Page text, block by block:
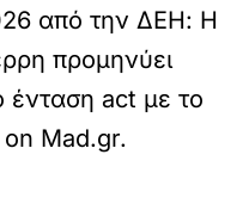
από την ΔΕΗ: Η
προμηνύει
ένταση act με το
Mad.gr.